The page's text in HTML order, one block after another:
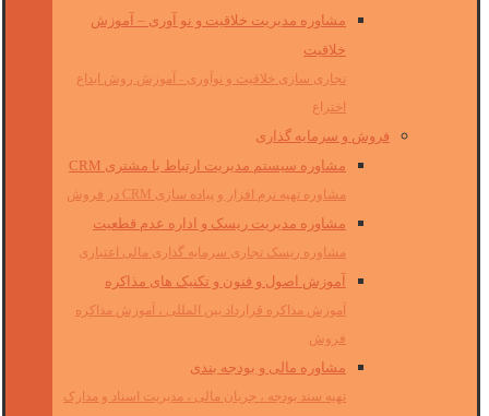
مشاوره مدیریت خلاقیت و نو آوری – آموزش
خلاقیت
تجاری سازی خلاقیت و نوآوری - آموزش روش ابداع
اختراع
فروش و سرمایه گذاری
مشاوره سیستم مدیریت ارتباط با مشتری CRM
مشاوره تهیه نرم افزار و پیاده سازی CRM در فروش
مشاوره مدیریت ریسک و اداره عدم قطعیت
مشاوره ریسک تجاری سرمایه گذاری مالی اعتباری
آموزش اصول و فنون و تکنیک های مذاکره
آموزش مذاکره قرارداد بین المللی ، آموزش مذاکره
فروش
مشاوره مالی و بودجه بندی
تهیه سند بودجه ، جریان مالی ، مدیریت اسناد و مدارک